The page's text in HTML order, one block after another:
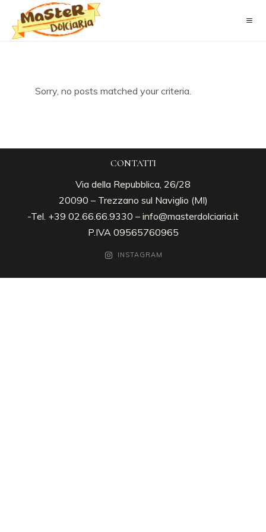
Sorry, no posts matched your criteria.
CONTATTI
Via della Repubblica, 26/28
20090 – Trezzano sul Naviglio (MI)
-Tel. +39 02.66.66.9330 – info@masterdolciaria.it
P.IVA 09565760965
INSTAGRAM